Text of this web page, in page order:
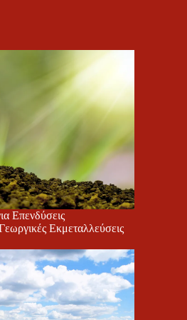
Επενδύσεις
Εκμεταλλεύσεις